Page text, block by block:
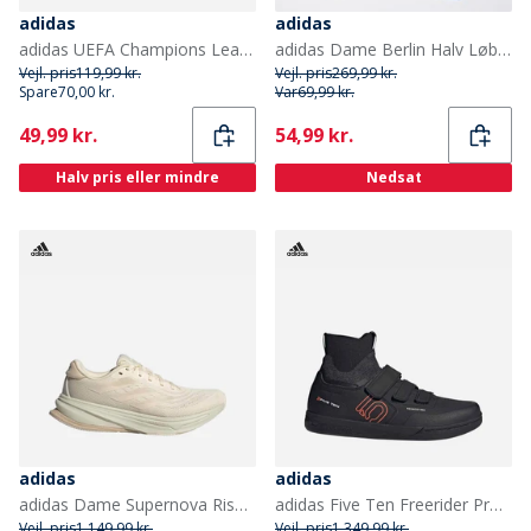
adidas
adidas UEFA Champions League 25/26 Mini fodbold Hvid/Shock Pink/Multi/Solar Yellow
Vejl. pris119,99 kr.
Spare70,00 kr.
Current
49,99 kr.
Halv pris eller mindre
adidas
adidas Dame Berlin Halv Løbetop Blue Burst
Vejl. pris269,99 kr.
Var69,99 kr.
Current
54,99 kr.
Nedsat
adidas
adidas Dame Supernova Rise 2 Neutrale løbesko Wonder White/Wonder White/Wonder Beige
adidas
adidas Five Ten Freerider Pro Mid Mountainbike Sko Core Black/Solar Red/Grey Heather